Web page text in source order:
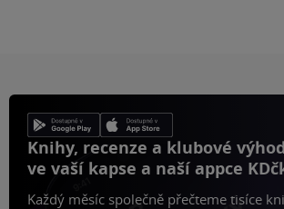
Knihy, recenze a klubové
ve vaší kapse a naší appce
Každý měsíc společně přečteme tisíce